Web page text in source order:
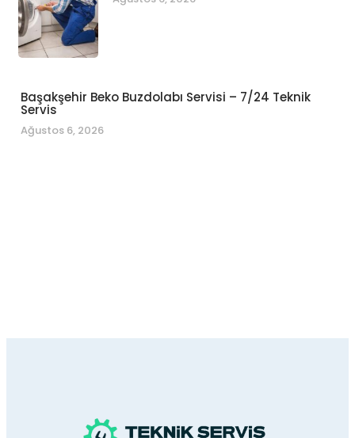
Başakşehir Beko Buzdolabı Servisi – 7/24 Teknik
Servis
Ağustos 6, 2026